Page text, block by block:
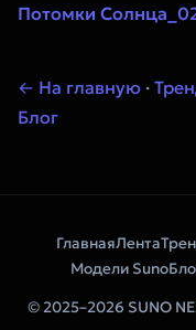
Потомки
← На главную ·
Блог
ГлавнаяЛента
Модели Suno
© 2025–2026 SUNO